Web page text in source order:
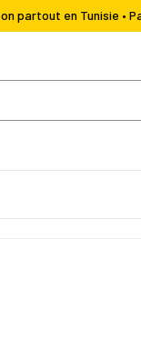
partout en Tunisie •